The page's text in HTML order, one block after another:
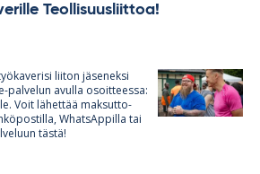
Teol­li­suus­liit­toa!
lii­ton jä­se­neksi
pal­ve­lun avulla osoit­teessa:
Voit lä­het­tää mak­sut­to­
What­sAp­pilla tai
tästä!